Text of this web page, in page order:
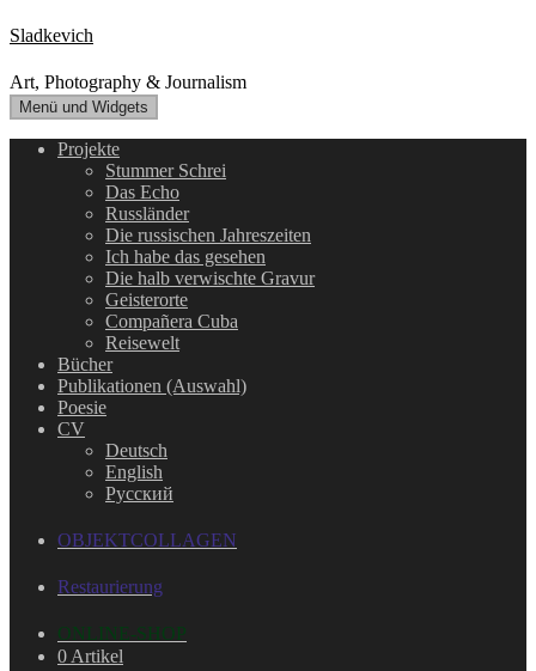
Zum
Inhalt
springen
Sladkevich
Art, Photography & Journalism
Menü und Widgets
Projekte
Stummer Schrei
Das Echo
Russländer
Die russischen Jahreszeiten
Ich habe das gesehen
Die halb verwischte Gravur
Geisterorte
Compañera Cuba
Reisewelt
Bücher
Publikationen (Auswahl)
Poesie
CV
Deutsch
English
Русский
OBJEKTCOLLAGEN
Restaurierung
ONLINE-SHOP
0 Artikel